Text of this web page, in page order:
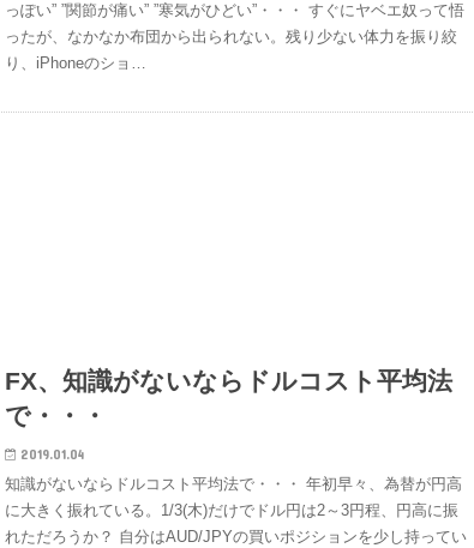
っぽい” ”関節が痛い” ”寒気がひどい”・・・ すぐにヤベエ奴って悟
ったが、なかなか布団から出られない。残り少ない体力を振り絞
り、iPhoneのショ…
FX、知識がないならドルコスト平均法
で・・・
2019.01.04
知識がないならドルコスト平均法で・・・ 年初早々、為替が円高
に大きく振れている。1/3(木)だけでドル円は2～3円程、円高に振
れただろうか？ 自分はAUD/JPYの買いポジションを少し持ってい